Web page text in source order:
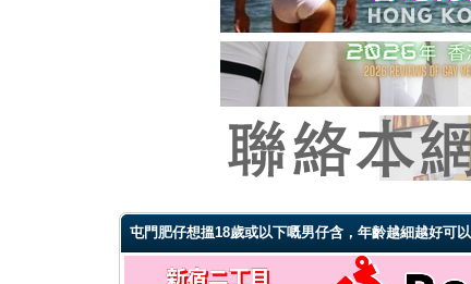
屯門肥仔想搵18歲或以下嘅男仔含，年齡越細越好可